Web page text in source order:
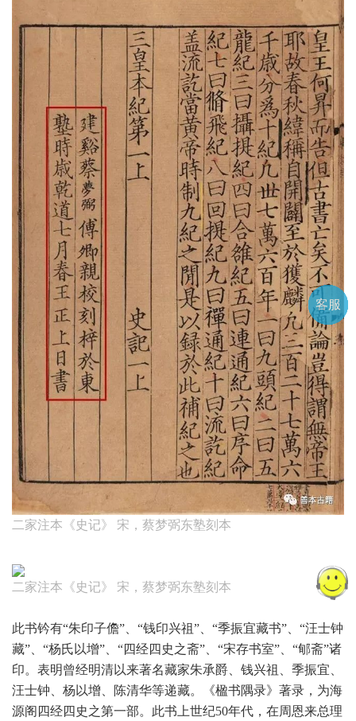
二家注本《史记》 宋，蔡梦弼东塾刻本
二家注本《史记》 宋，蔡梦弼东塾刻本
此书钤有“朱印子儋”、“钱印兴祖”、“季振宜藏书”、“汪士钟
藏”、“杨氏以增”、“四经四史之斋”、“宋存书室”、“郇斋”诸
印。表明曾经明清以来著名藏家朱承爵、钱兴祖、季振宜、
汪士钟、杨以增、陈清华等递藏。《楹书隅录》著录，为海
源阁四经四史之第一部。此书上世纪50年代，在周恩来总理
客服
QQ
电话
微信
微聊
TOP